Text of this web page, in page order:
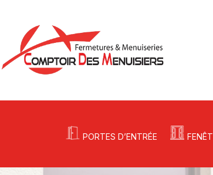
PORTES D’ENTRÉE